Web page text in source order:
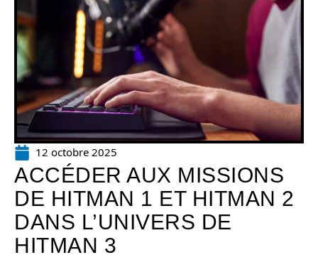
12 octobre 2025
ACCÉDER AUX MISSIONS
DE HITMAN 1 ET HITMAN 2
DANS L’UNIVERS DE
HITMAN 3